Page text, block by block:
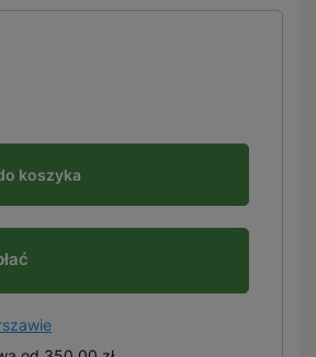
koszyka